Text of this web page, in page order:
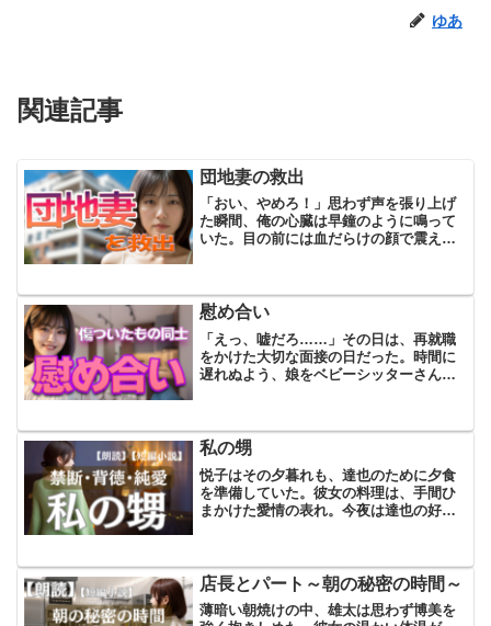
ゆあ
関連記事
団地妻の救出
「おい、やめろ！」思わず声を張り上げ
た瞬間、俺の心臓は早鐘のように鳴って
いた。目の前には血だらけの顔で震える
すくみそうになるのを振り払うように一
気に駆け出し、その男の背...
慰め合い
「えっ、嘘だろ……」その日は、再就職
をかけた大切な面接の日だった。時間に
遅れぬよう、娘をベビーシッターさんに
家から車で10分ほどの場...
私の甥
悦子はその夕暮れも、達也のために夕食
を準備していた。彼女の料理は、手間ひ
まかけた愛情の表れ。今夜は達也の好き
っており、彼女にとって達...
店長とパート～朝の秘密の時間～
薄暗い朝焼けの中、雄太は思わず博美を